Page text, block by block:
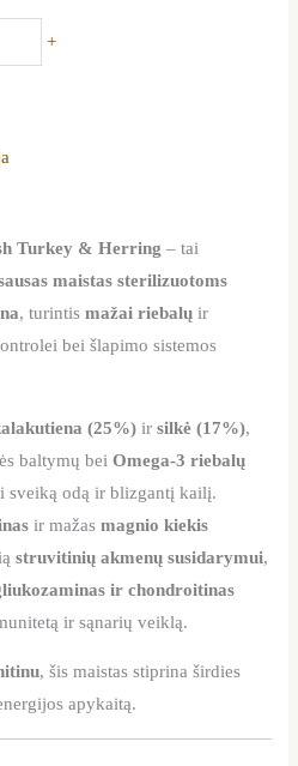
+
Turkey & Herring – tai
maistas sterilizuotoms
, turintismažai riebalų ir
bei šlapimo sistemos
(25%) irsilkė (17%),
baltymų beiOmega-3 riebalų
sveiką odą ir blizgantį kailį.
ir mažasmagnio kiekis
struvitinių akmenų susidarymui,
ir chondroitinas
ir sąnarių veiklą.
, šis maistas stiprina širdies
apykaitą.